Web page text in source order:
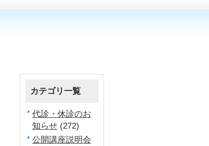
カテゴリ一覧
代診・休診のお
知らせ (272)
公開講座説明会